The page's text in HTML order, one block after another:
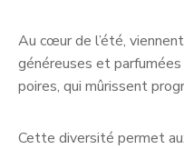
Au cœur de l’été,
généreuses et
poires, qui mûrissent
Cette diversité permet